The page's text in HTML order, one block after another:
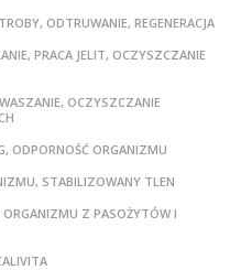
ODTRUWANIE, REGENERACJA
PRACA JELIT, OCZYSZCZANIE
OCZYSZCZANIE
ODPORNOŚĆ ORGANIZMU
STABILIZOWANY TLEN
Z PASOŻYTÓW I